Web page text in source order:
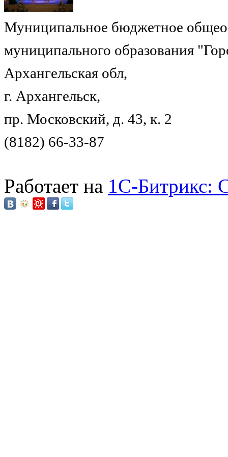
Муниципальное бюджетное
муниципального образования
Архангельская обл,
г. Архангельск,
пр. Московский, д. 43, к. 2
(8182) 66-33-87
Работает на 1C-Битрикс: